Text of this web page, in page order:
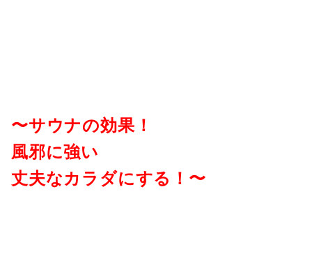
〜サウナの効果！
風邪に強い
丈夫なカラダにする！〜